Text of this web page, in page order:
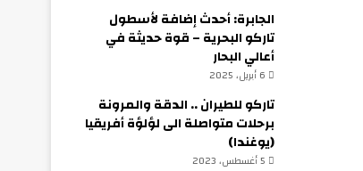
الجابرة: أحدث إضافة لأسطول
تاركو البحرية – قوة حديثة في
أعالي البحار
6 أبريل، 2025
تاركو للطيران .. الدقة والمرونة
برحلات متواصلة الى لؤلؤة أفريقيا
(يوغندا)
5 أغسطس، 2023